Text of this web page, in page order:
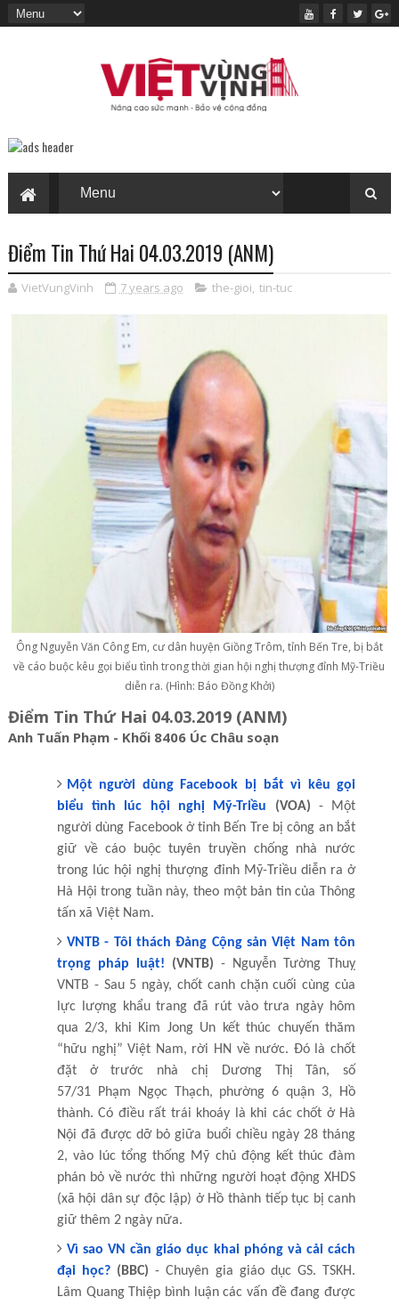
Điểm Tin Thứ Hai 04.03.2019 (ANM)
VietVungVinh 7 years ago the-gioi, tin-tuc
Ông Nguyễn Văn Công Em, cư dân huyện Giồng Trôm, tỉnh Bến Tre, bị bắt
về cáo buộc kêu gọi biểu tình trong thời gian hội nghị thượng đỉnh Mỹ-Triều
diễn ra. (Hình: Báo Đồng Khởi)
Điểm Tin Thứ Hai 04.03.2019 (ANM)
Anh Tuấn Phạm - Khối 8406 Úc Châu soạn
Một người dùng Facebook bị bắt vì kêu gọi
biểu tình lúc hội nghị Mỹ-Triều (VOA) - Một
người dùng Facebook ở tỉnh Bến Tre bị công an bắt
giữ về cáo buộc tuyên truyền chống nhà nước
trong lúc hội nghị thượng đỉnh Mỹ-Triều diễn ra ở
Hà Hội trong tuần này, theo một bản tin của Thông
tấn xã Việt Nam.
VNTB - Tôi thách Đảng Cộng sản Việt Nam tôn
trọng pháp luật! (VNTB) - Nguyễn Tường Thuỵ
VNTB - Sau 5 ngày, chốt canh chặn cuối cùng của
lực lượng khẩu trang đã rút vào trưa ngày hôm
qua 2/3, khi Kim Jong Un kết thúc chuyến thăm
“hữu nghị” Việt Nam, rời HN về nước. Đó là chốt
đặt ở trước nhà chị Dương Thị Tân, số
57/31
Phạm Ngọc Thạch, phường 6 quận 3, Hồ
thành. Có điều rất trái khoáy là khi các chốt ở Hà
Nội đã được dỡ bỏ giữa buổi chiều ngày 28 tháng
2, vào lúc tổng thống Mỹ chủ động kết thúc đàm
phán bỏ về nước thì những người hoạt động XHDS
(xã hội dân sự độc lập) ở Hồ thành tiếp tục bị canh
giữ thêm 2 ngày nữa.
Vì sao VN cần giáo dục khai phóng và cải cách
đại học? (BBC)- Chuyên gia giáo dục GS. TSKH.
Lâm Quang Thiệp bình luận các vấn đề đang được